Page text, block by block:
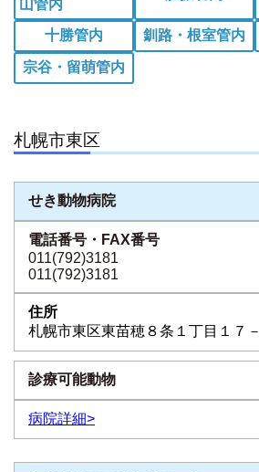
山管内
十勝管内 釧路・根室管内
宗谷・留萌管内
札幌市東区
せき動物病院
011(792)3181
011(792)3181
札幌市東区東苗穂８条１丁目１７
病院詳細>